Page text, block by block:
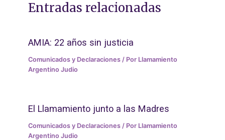
Entradas relacionadas
AMIA: 22 años sin justicia
Comunicados y Declaraciones / Por Llamamiento
Argentino Judio
El Llamamiento junto a las Madres
Comunicados y Declaraciones / Por Llamamiento
Argentino Judio